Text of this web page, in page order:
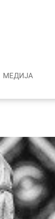
МЕДИJА